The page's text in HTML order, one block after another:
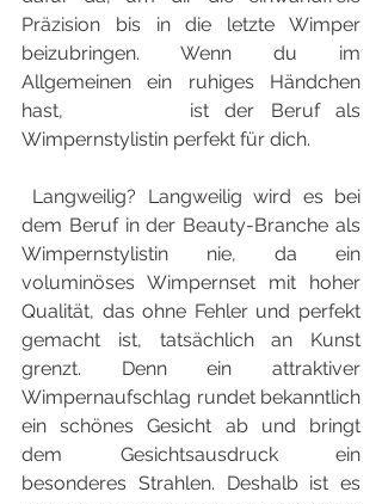
Präzision bis in die letzte Wimper
beizubringen. Wenn du im
Allgemeinen ein ruhiges Händchen
hast,        ist der Beruf als
Wimpernstylistin perfekt für dich.
dem Beruf in der Beauty-Branche als
Wimpernstylistin nie, da ein
voluminöses Wimpernset mit hoher
Qualität, das ohne Fehler und perfekt
gemacht ist, tatsächlich an Kunst
grenzt. Denn ein attraktiver
Wimpernaufschlag rundet bekanntlich
ein schönes Gesicht ab und bringt
dem Gesichtsausdruck ein
besonderes Strahlen. Deshalb ist es